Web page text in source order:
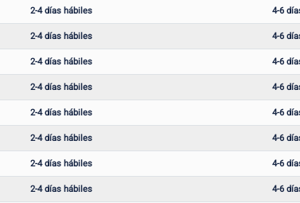
2-4 días hábiles 4-6
2-4 días hábiles 4-6
2-4 días hábiles 4-6
2-4 días hábiles 4-6
2-4 días hábiles 4-6
2-4 días hábiles 4-6
2-4 días hábiles 4-6
2-4 días hábiles 4-6